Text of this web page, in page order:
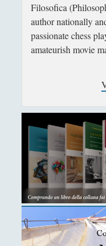
I percorsi di SF2.0
In edicola (1)
Interviste(70)
Scoutismo(1)
Segnalazioni (223)
► Sicurezza e
► Storia della
► Utilità(12)
Filosofica
author nationally
passionate chess
amateurish movie